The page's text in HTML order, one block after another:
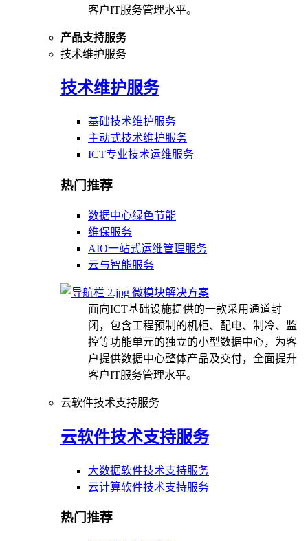
客户IT服务管理水平。
产品支持服务
技术维护服务
技术维护服务
基础技术维护服务
主动式技术维护服务
ICT专业技术运维服务
热门推荐
数据中心绿色节能
维保服务
AIO一站式运维管理服务
云与智能服务
微模块解决方案
面向ICT基础设施提供的一款采用通道封
闭，包含工程预制的机柜、配电、制冷、监
控等功能单元的独立的小型数据中心，为客
户提供数据中心整体产品及交付，全面提升
客户IT服务管理水平。
云软件技术支持服务
云软件技术支持服务
大数据软件技术支持服务
云计算软件技术支持服务
热门推荐